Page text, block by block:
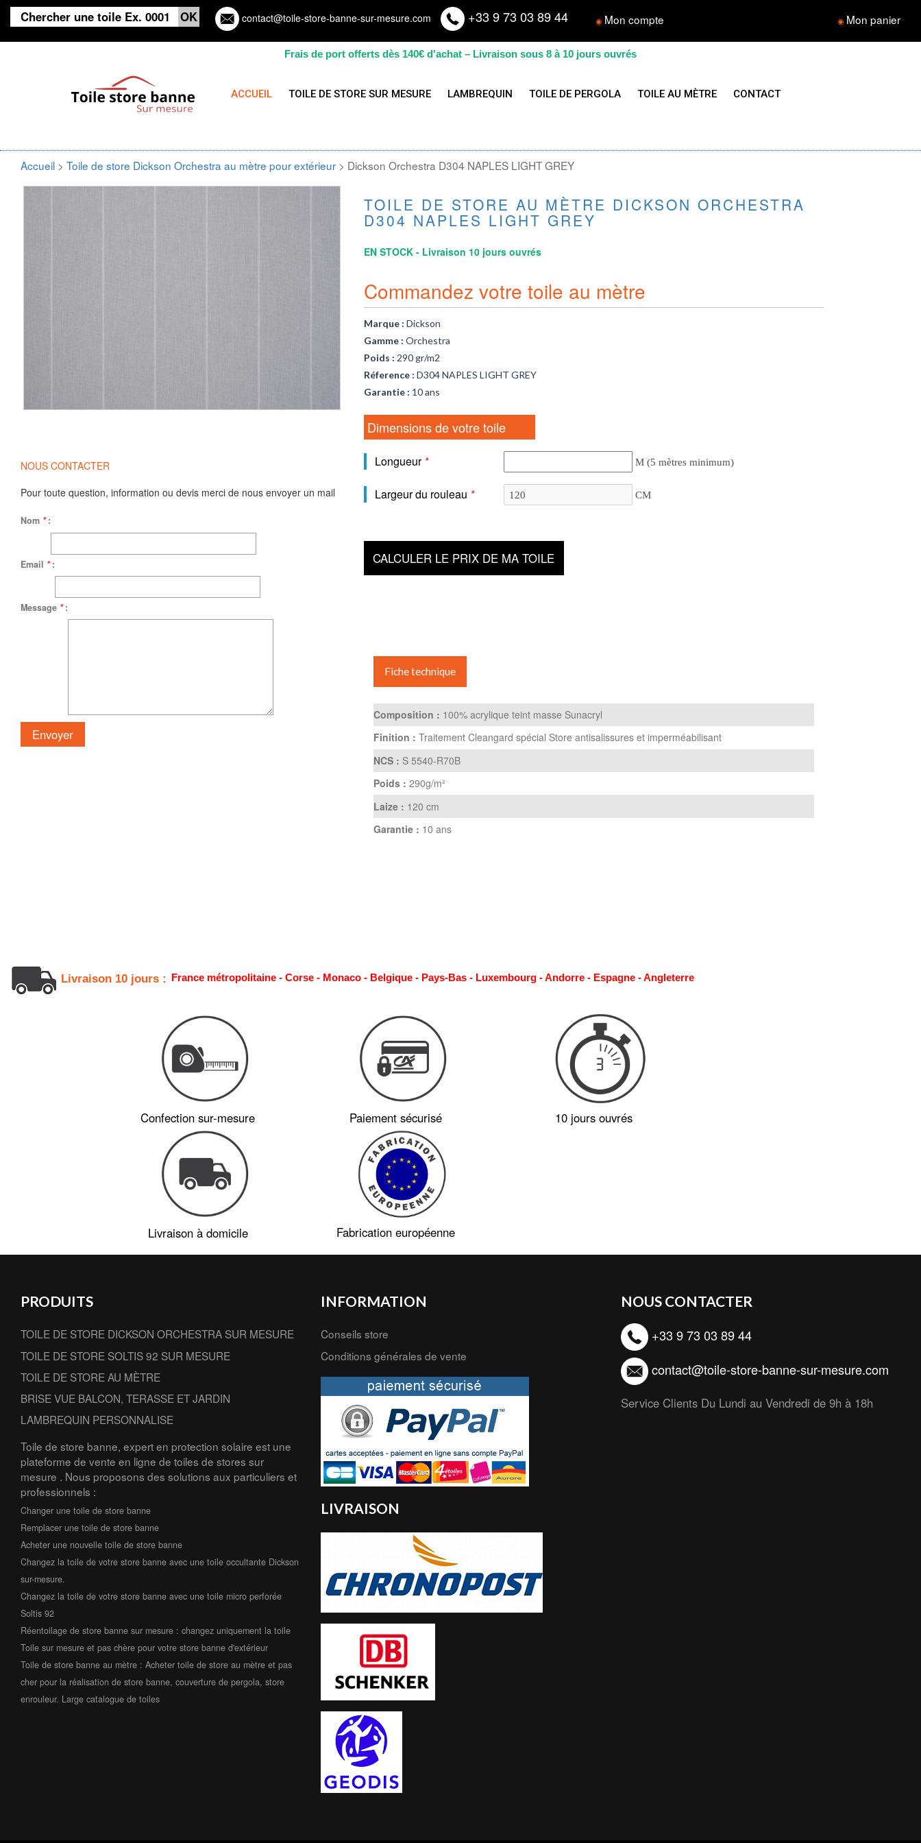
contact@toile-store-banne-sur-mesure.com +33 9 73 03 89 44 ◉ Mon compte ◉ Mon panier
Frais de port offerts dès 140€ d'achat – Livraison sous 8 à 10 jours ouvrés
ACCUEIL TOILE DE STORE SUR MESURE LAMBREQUIN TOILE DE PERGOLA TOILE AU MÈTRE CONTACT
Accueil >Toile de store Dickson Orchestra au mètre pour extérieur > Dickson Orchestra D304 NAPLES LIGHT GREY
NOUS CONTACTER
Pour toute question, information ou devis merci de nous envoyer un mail
Nom * :
Email * :
Message * :
TOILE DE STORE AU MÈTRE DICKSON ORCHESTRA
D304 NAPLES LIGHT GREY
EN STOCK - Livraison 10 jours ouvrés
Commandez votre toile au mètre
Marque : Dickson
Gamme : Orchestra
Poids : 290 gr/m2
Réference : D304 NAPLES LIGHT GREY
Garantie : 10 ans
Dimensions de votre toile
Longueur * M (5 mètres minimum)
Largeur du rouleau * CM
CALCULER LE PRIX DE MA TOILE
Fiche technique
Composition : 100% acrylique teint masse Sunacryl
Finition : Traitement Cleangard spécial Store antisalissures et imperméabilisant
NCS : S 5540-R70B
Poids : 290g/m²
Laize : 120 cm
Garantie : 10 ans
Livraison 10 jours : France métropolitaine - Corse - Monaco - Belgique - Pays-Bas - Luxembourg - Andorre - Espagne - Angleterre
Confection sur-mesure Paiement sécurisé 10 jours ouvrés
Livraison à domicile Fabrication européenne
PRODUITS
TOILE DE STORE DICKSON ORCHESTRA SUR MESURE
TOILE DE STORE SOLTIS 92 SUR MESURE
TOILE DE STORE AU MÈTRE
BRISE VUE BALCON, TERASSE ET JARDIN
LAMBREQUIN PERSONNALISE
Toile de store banne, expert en protection solaire est une
plateforme de vente en ligne de toiles de stores sur
mesure . Nous proposons des solutions aux particuliers et
professionnels :
Changer une toile de store banne
Remplacer une toile de store banne
Acheter une nouvelle toile de store banne
Changez la toile de votre store banne avec une toile occultante Dickson
sur-mesure.
Changez la toile de votre store banne avec une toile micro perforée
Soltis 92
Réentoilage de store banne sur mesure : changez uniquement la toile
Toile sur mesure et pas chère pour votre store banne d'extérieur
Toile de store banne au mètre : Acheter toile de store au mètre et pas
cher pour la réalisation de store banne, couverture de pergola, store
enrouleur. Large catalogue de toiles
INFORMATION
Conseils store
Conditions générales de vente
LIVRAISON
NOUS CONTACTER
+33 9 73 03 89 44
contact@toile-store-banne-sur-mesure.com
Service Clients Du Lundi au Vendredi de 9h à 18h